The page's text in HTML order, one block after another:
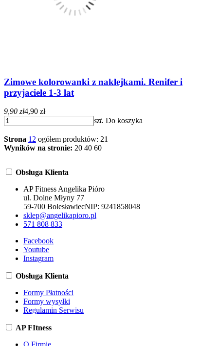
Zimowe kolorowanki z naklejkami. Renifer i
przyjaciele 1-3 lat
9,90 zł4,90 zł
szt. Do koszyka
Strona 1 2 ogółem produktów: 21
Wyników na stronie: 20 40 60
Obsługa Klienta
AP Fitness Angelika Pióro
ul. Dolne Młyny 77
59-700 BolesławiecNIP: 9241858048
sklep@angelikapioro.pl
571 808 833
Facebook
Youtube
Instagram
Obsługa Klienta
Formy Płatności
Formy wysyłki
Regulamin Serwisu
AP FItness